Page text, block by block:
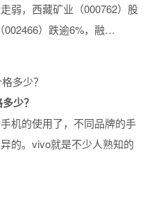
弱，西藏矿业（000762）股
002466）跌逾6%，融…
少？
机的使用了，不同品牌的手
的。vivo就是不少人熟知的